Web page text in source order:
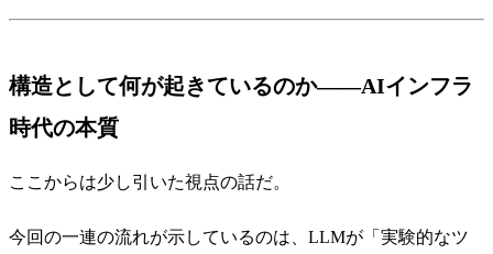
構造として何が起きているのか——AIインフラ
時代の本質
ここからは少し引いた視点の話だ。
今回の一連の流れが示しているのは、LLMが「実験的なツ